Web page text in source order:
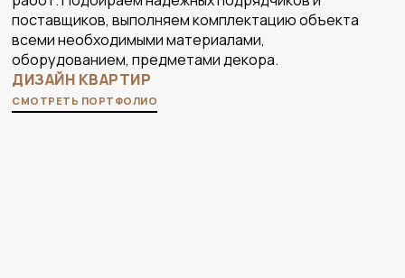
ДИЗАЙН КВАРТИР
СМОТРЕТЬ ПОРТФОЛИО
поставщиков, выполняем комплектацию объекта
всеми необходимыми материалами,
оборудованием, предметами декора.